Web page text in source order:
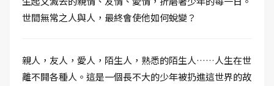
世間無常之人與人，最終會使他如何蛻變？
親人，友人，愛人，陌生人，熟悉的陌生人……人生在世
離不開各種人。這是一個長不大的少年被扔進這世界的故